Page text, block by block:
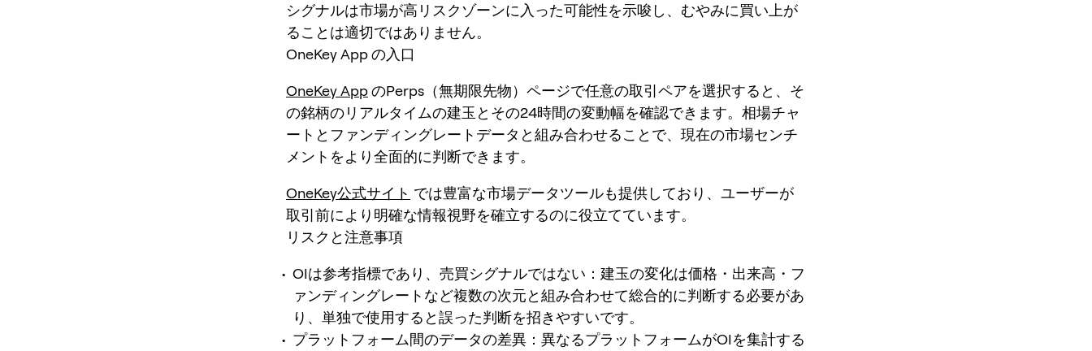
シグナルは市場が高リスクゾーンに入った可能性を示唆し、むやみに買い上が
ることは適切ではありません。
OneKey App の入口
OneKey AppのPerps（無期限先物）ページで任意の取引ペアを選択すると、そ
の銘柄のリアルタイムの建玉とその24時間の変動幅を確認できます。相場チャ
ートとファンディングレートデータと組み合わせることで、現在の市場センチ
メントをより全面的に判断できます。
OneKey公式サイト では豊富な市場データツールも提供しており、ユーザーが
取引前により明確な情報視野を確立するのに役立てています。
リスクと注意事項
OIは参考指標であり、売買シグナルではない：建玉の変化は価格・出来高・フ
ァンディングレートなど複数の次元と組み合わせて総合的に判断する必要があ
り、単独で使用すると誤った判断を招きやすいです。
プラットフォーム間のデータの差異：異なるプラットフォームがOIを集計する